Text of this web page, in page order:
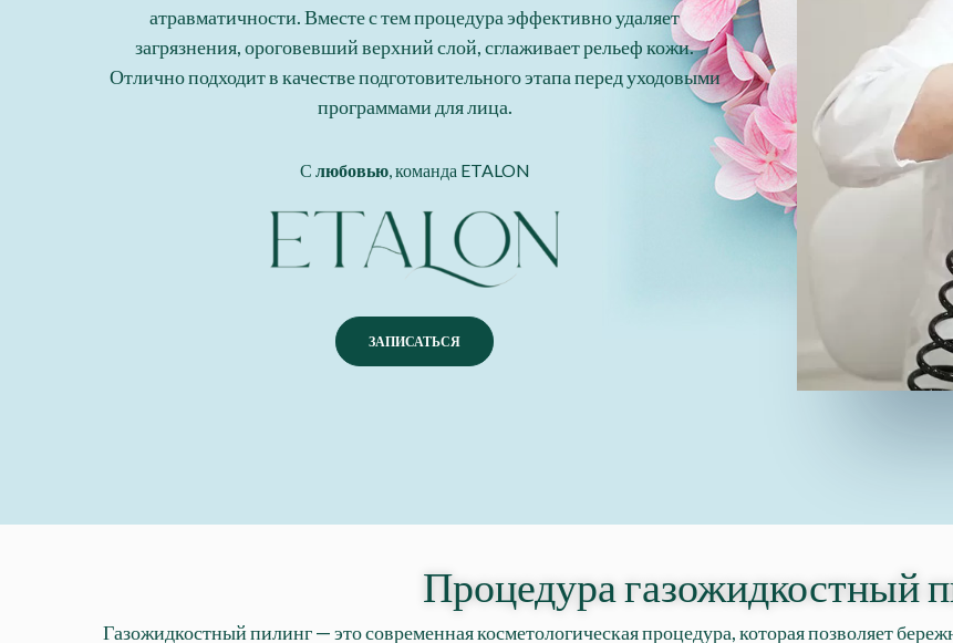
атравматичности. Вместе с тем процедура эффективно удаляет
загрязнения, ороговевший верхний слой, сглаживает рельеф кожи.
Отлично подходит в качестве подготовительного этапа перед уходовыми
программами для лица.
С любовью, команда ETALON
ЗАПИСАТЬСЯ
Процедура газожидкостный
Газожидкостный пилинг — это современная косметологическая процедура, которая позволяет